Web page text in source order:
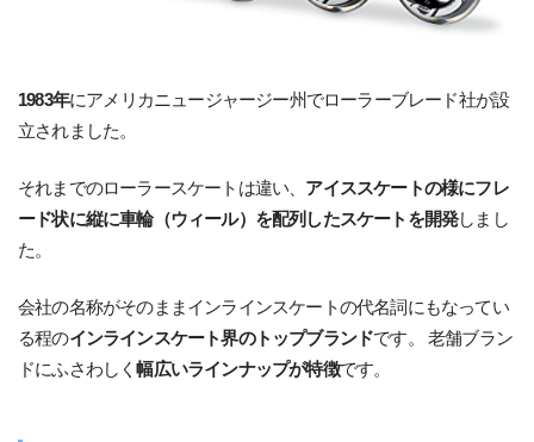
1983年にアメリカニュージャージー州でローラーブレード社が設
立されました。
それまでのローラースケートは違い、 アイススケートの様にフレ
ード状に縦に車輪（ウィール）を配列したスケートを開発しまし
た。
会社の名称がそのままインラインスケートの代名詞にもなってい
る程のインラインスケート界のトップブランドです。 老舗ブラン
ドにふさわしく幅広いラインナップが特徴です。